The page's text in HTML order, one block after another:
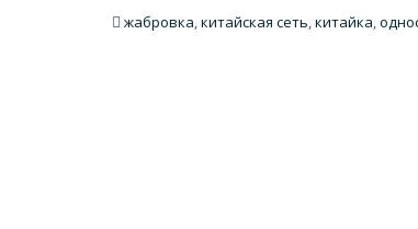
жабровка,китайская сеть,китайка,